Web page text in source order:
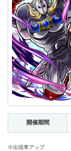
開催期間
※出現率アップ